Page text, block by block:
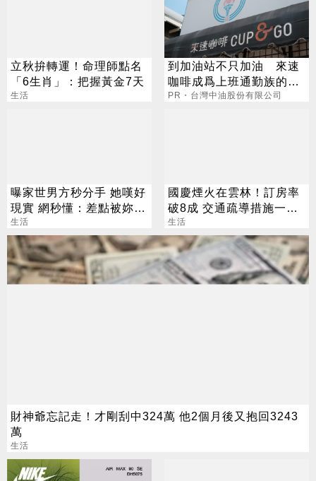
立秋拚轉運！命理師點名
「6生肖」：把握黃金7天
生活
到加油站不只加油 來速
咖啡成爲上班通勤族的新
選擇
PR・台灣中油股份有限公司
曝家世男方秒分手 她嘆好
現實 網秒懂：差點被妳撈
到
生活
國慶煙火在雲林！訂房率
破8成 交通疏導措施一次
看
生活
財神爺忘記走！才剛刮中324萬 他2個月後又抱回3243
萬
生活